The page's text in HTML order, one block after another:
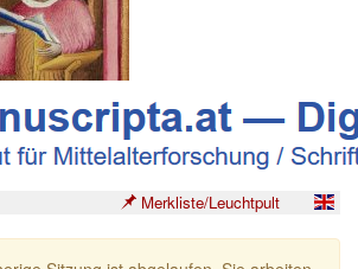
Merkliste/Leuchtpult